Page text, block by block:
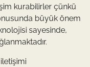
kurabilirler çünkü
büyük önem
sayesinde,